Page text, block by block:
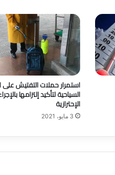
استمرار حملات التفتيش
السياحية لتأكيد إلتزامها
الإحترازية
3 مايو، 2021